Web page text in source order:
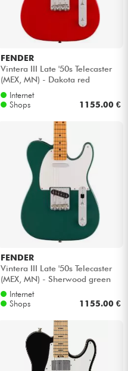
FENDER
Vintera III Late '50s Telecaster
(MEX, MN) - Dakota red
Internet
Shops
1155.00 €
FENDER
Vintera III Late '50s Telecaster
(MEX, MN) - Sherwood green
metallic
Internet
Shops
1155.00 €